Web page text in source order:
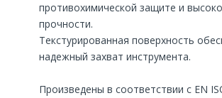
противохимической защите и
прочности.
Текстурированная поверхность
надежный захват инструмента.
Произведены в соответствии с EN